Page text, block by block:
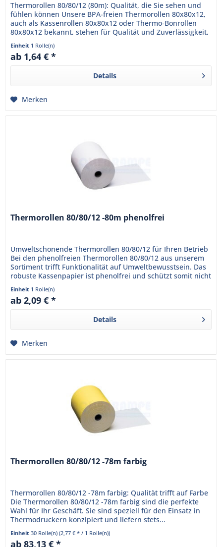
Thermorollen 80/80/12 (80m): Qualität, die Sie sehen und
fühlen können Unsere BPA-freien Thermorollen 80x80x12,
auch als Kassenrollen 80x80x12 oder Thermo-Bonrollen
80x80x12 bekannt, stehen für Qualität und Zuverlässigkeit,
die Ihr...
Einheit 1 Rolle(n)
ab 1,64 € *
Details
Merken
Thermorollen 80/80/12 -80m phenolfrei
Umweltschonende Thermorollen 80/80/12 für Ihren Betrieb
Bei den phenolfreien Thermorollen 80/80/12 aus unserem
Sortiment trifft Funktionalität auf Umweltbewusstsein. Das
robuste Kassenpapier ist phenolfrei und schützt somit nicht
nur...
Einheit 1 Rolle(n)
ab 2,09 € *
Details
Merken
Thermorollen 80/80/12 -78m farbig
Thermorollen 80/80/12 -78m farbig: Qualität trifft auf Farbe
Die Thermorollen 80/80/12 -78m farbig sind die perfekte
Wahl für Ihr Geschäft. Sie sind speziell für den Einsatz in
Thermodruckern konzipiert und liefern stets...
Einheit30 Rolle(n)(2,77 € * / 1 Rolle(n))
ab 83,13 € *